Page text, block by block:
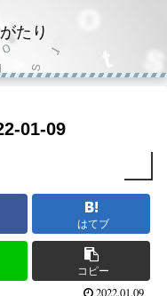
たり
01-09
はてブ
コピー
2022.01.09